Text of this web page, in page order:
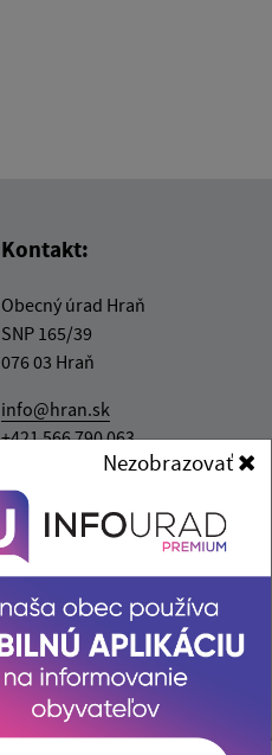
Kontakt:
Obecný úrad Hraň
SNP 165/39
076 03 Hraň
info@hran.sk
+421 566 790 063
IČO: 00331538
Nezobrazovať